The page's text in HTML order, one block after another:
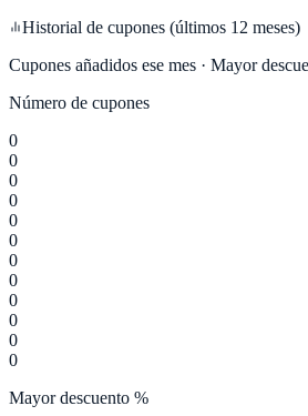
Historial de cupones (últimos 12 meses)
Cupones añadidos ese mes · Mayor
Número de cupones
0
0
0
0
0
0
0
0
0
0
0
0
Mayor descuento %